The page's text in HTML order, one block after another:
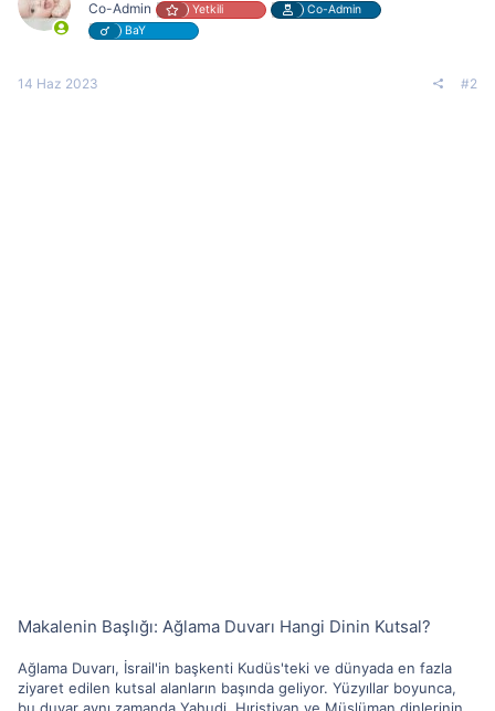
Co-Admin Yetkili
Co-Admin
BaY
14 Haz 2023 #2
Makalenin Başlığı: Ağlama Duvarı Hangi Dinin Kutsal?
Ağlama Duvarı, İsrail'in başkenti Kudüs'teki ve dünyada en fazla
ziyaret edilen kutsal alanların başında geliyor. Yüzyıllar boyunca,
bu duvar aynı zamanda Yahudi, Hıristiyan ve Müslüman dinlerinin